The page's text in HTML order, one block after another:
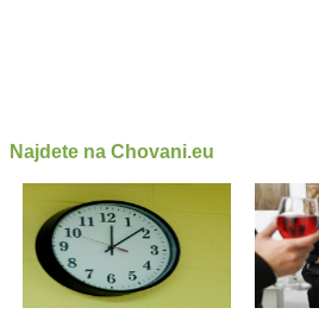
Najdete na Chovani.eu